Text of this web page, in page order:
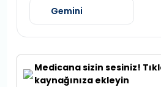
Gemini
Medicana sizin sesiniz!
kaynağınıza ekleyin